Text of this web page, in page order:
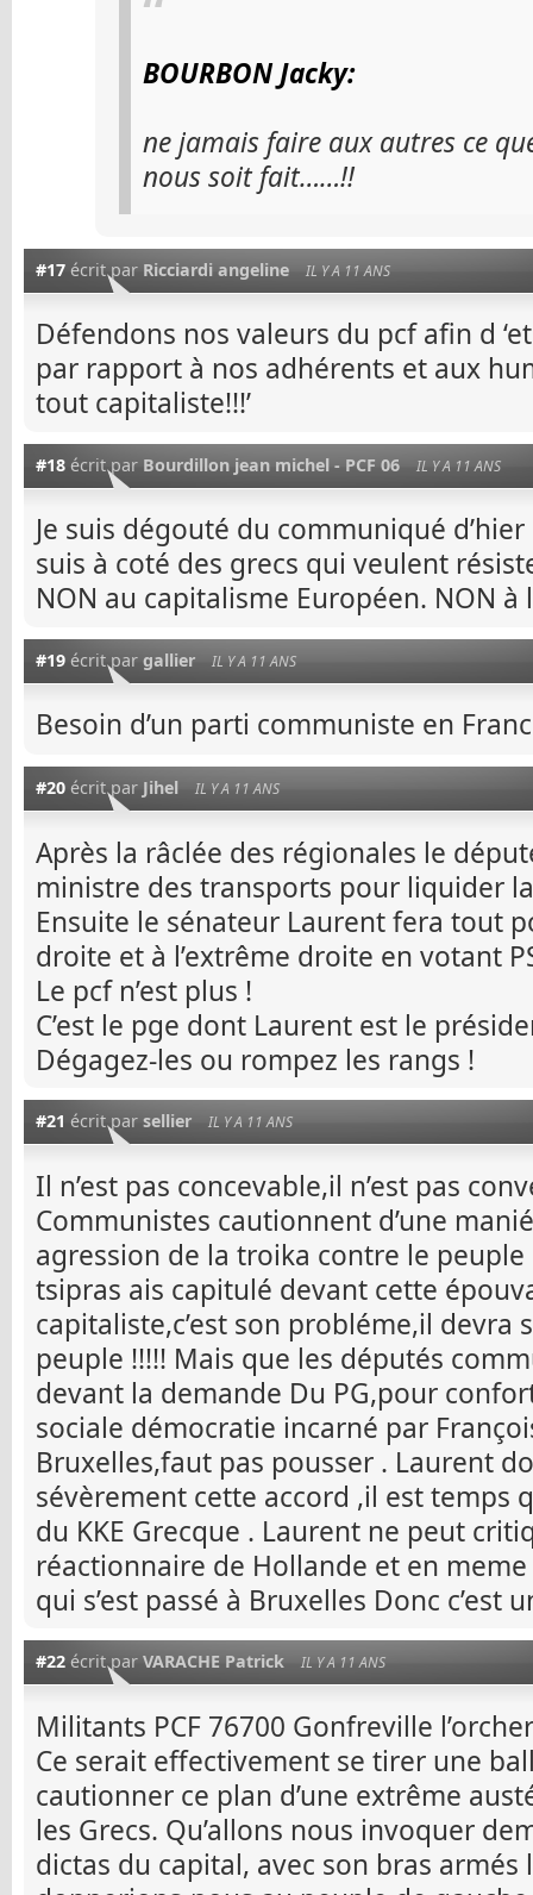
BOURBON Jacky:
ne jamais faire aux autres ce
nous soit fait……!!
#17 écrit par Ricciardi angeline IL Y A 11 ANS
Défendons nos valeurs du pcf afin d
par rapport à nos adhérents et aux
tout capitaliste!!!’
#18 écrit par Bourdillon jean michel - PCF 06 IL Y A 11 ANS
Je suis dégouté du communiqué
suis à coté des grecs qui veulent
NON au capitalisme Européen. NON
#19 écrit par gallier IL Y A 11 ANS
Besoin d’un parti communiste en
#20 écrit par Jihel IL Y A 11 ANS
Après la râclée des régionales le
ministre des transports pour liquider la
Ensuite le sénateur Laurent fera tout
droite et à l’extrême droite en votant
Le pcf n’est plus !
C’est le pge dont Laurent est le
Dégagez-les ou rompez les rangs !
#21 écrit par sellier IL Y A 11 ANS
Il n’est pas concevable,il n’est pas
Communistes cautionnent d’une
agression de la troika contre le
tsipras ais capitulé devant cette
capitaliste,c’est son probléme,il devra
peuple !!!!! Mais que les députés
devant la demande Du PG,pour
sociale démocratie incarné par
Bruxelles,faut pas pousser . Laurent
sévèrement cette accord ,il est temps
du KKE Grecque . Laurent ne peut
réactionnaire de Hollande et en
qui s’est passé à Bruxelles Donc c’est
#22 écrit par VARACHE Patrick IL Y A 11 ANS
Militants PCF 76700 Gonfreville
Ce serait effectivement se tirer une
cautionner ce plan d’une extrême
les Grecs. Qu’allons nous invoquer
dictas du capital, avec son bras armés